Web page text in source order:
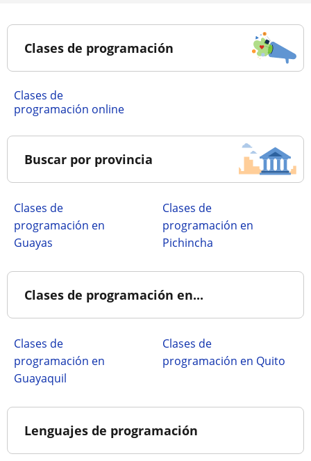
Clases de programación
Clases de
programación online
Buscar por provincia
Clases de
programación en
Guayas
Clases de
programación en
Pichincha
Clases de programación en...
Clases de
programación en
Guayaquil
Clases de
programación en Quito
Lenguajes de programación